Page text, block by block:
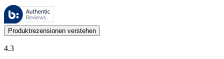
Diese Bewertungen werden von Bazaarvoice verwaltet und
Kundenmeinungen in Form von Produkt- und Sternebewertungen
Produktrezensionen verstehen
4.3